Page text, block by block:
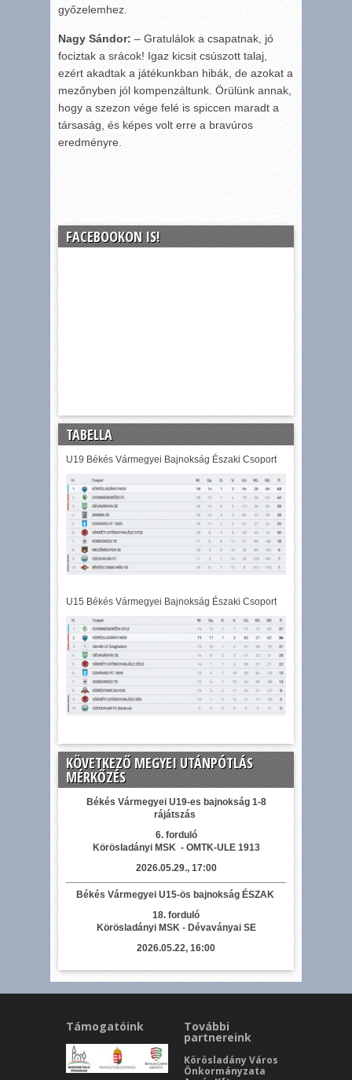
győzelemhez.
Nagy Sándor: – Gratulálok a csapatnak, jó
fociztak a srácok! Igaz kicsit csúszott talaj,
ezért akadtak a játékunkban hibák, de azokat a
mezőnyben jól kompenzáltunk. Örülünk annak,
hogy a szezon vége felé is spiccen maradt a
társaság, és képes volt erre a bravúros
eredményre.
FACEBOOKON IS!
TABELLA
U19 Békés Vármegyei Bajnokság Északi Csoport
U15 Békés Vármegyei Bajnokság Északi Csoport
KÖVETKEZŐ MEGYEI UTÁNPÓTLÁS
MÉRKŐZÉS
Békés Vármegyei U19-es bajnokság 1-8
rájátszás
6. forduló
Körösladányi MSK - OMTK-ULE 1913
2026.05.29., 17:00
Békés Vármegyei U15-ös bajnokság ÉSZAK
18. forduló
Körösladányi MSK - Dévaványai SE
2026.05.22, 16:00
Támogatóink További
partnereink
Körösladány Város
Önkormányzata